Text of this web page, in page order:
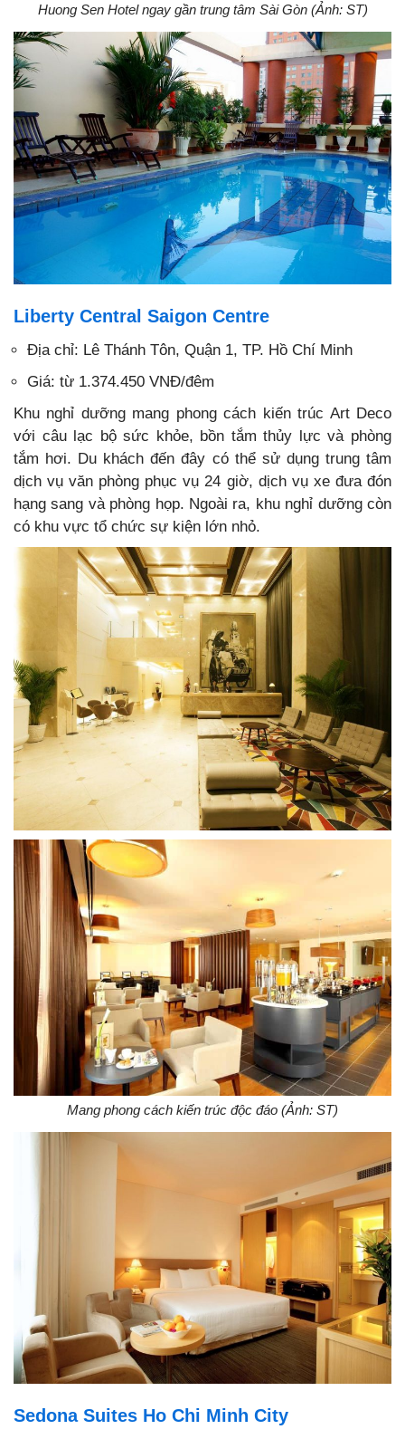
Huong Sen Hotel ngay gần trung tâm Sài Gòn (Ảnh: ST)
Liberty Central Saigon Centre
Địa chỉ: Lê Thánh Tôn, Quận 1, TP. Hồ Chí Minh
Giá: từ 1.374.450 VNĐ/đêm
Khu nghỉ dưỡng mang phong cách kiến trúc Art Deco
với câu lạc bộ sức khỏe, bồn tắm thủy lực và phòng
tắm hơi. Du khách đến đây có thể sử dụng trung tâm
dịch vụ văn phòng phục vụ 24 giờ, dịch vụ xe đưa đón
hạng sang và phòng họp. Ngoài ra, khu nghỉ dưỡng còn
có khu vực tổ chức sự kiện lớn nhỏ.
Mang phong cách kiến trúc độc đáo (Ảnh: ST)
Sedona Suites Ho Chi Minh City